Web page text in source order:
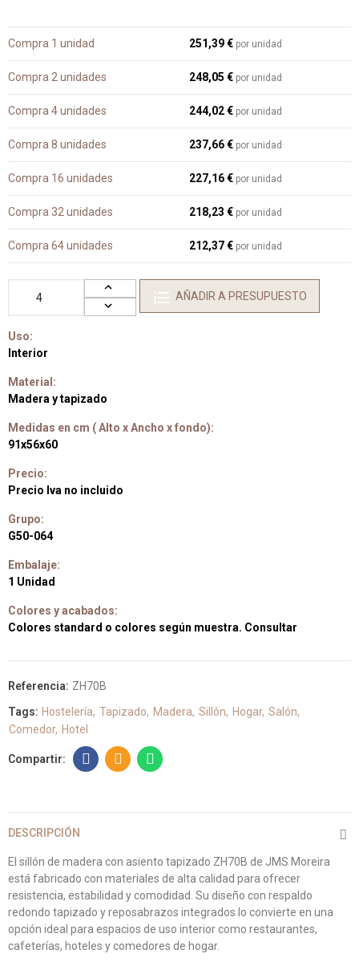
Compra 1 unidad 251,39 € por unidad
Compra 2 unidades 248,05 € por unidad
Compra 4 unidades 244,02 € por unidad
Compra 8 unidades 237,66 € por unidad
Compra 16 unidades 227,16 € por unidad
Compra 32 unidades 218,23 € por unidad
Compra 64 unidades 212,37 € por unidad
AÑADIR A PRESUPUESTO
Uso:
Interior
Material:
Madera y tapizado
Medidas en cm ( Alto x Ancho x fondo):
91x56x60
Precio:
Precio Iva no incluido
Grupo:
G50-064
Embalaje:
1 Unidad
Colores y acabados:
Colores standard o colores según muestra. Consultar
Referencia: ZH70B
Tags: Hostelería Tapizado Madera Sillón Hogar Salón
Comedor
Hotel
DESCRIPCIÓN
El sillón de madera con asiento tapizado ZH70B de JMS Moreira
está fabricado con materiales de alta calidad para ofrecer
resistencia, estabilidad y comodidad. Su diseño con respaldo
redondo tapizado y reposabrazos integrados lo convierte en una
opción ideal para espacios de uso interior como restaurantes,
cafeterías, hoteles y comedores de hogar.